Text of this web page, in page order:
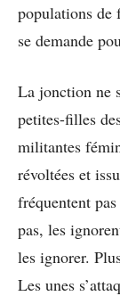
populations de
se demande
La jonction ne
petites-filles
militantes
révoltées et
fréquentent
pas, les
les ignorer.
Les unes